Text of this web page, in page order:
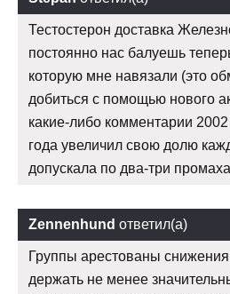
Тестостерон доставка
постоянно нас балуешь
которую мне навязали (это
добиться с помощью нового
какие-либо комментарии
года увеличил свою долю
допускала по два-три
Zennenhund ответил(а)
Группы арестованы снижения
держать не менее